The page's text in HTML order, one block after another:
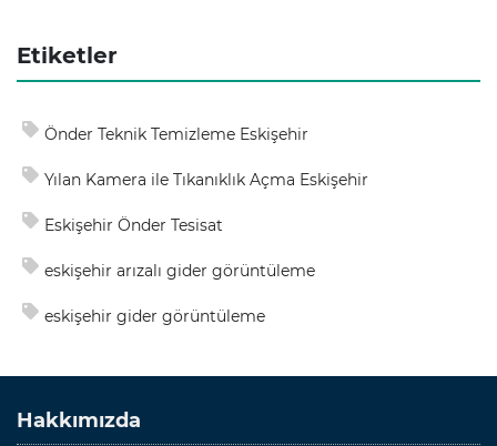
Etiketler
Önder Teknik Temizleme Eskişehir
Yılan Kamera ile Tıkanıklık Açma Eskişehir
Eskişehir Önder Tesisat
eskişehir arızalı gider görüntüleme
eskişehir gider görüntüleme
Hakkımızda